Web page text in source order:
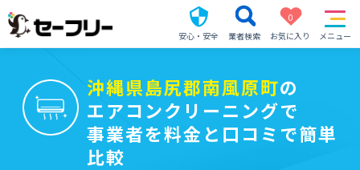
安心・安全 業者検索
0
お気に入り
メニュー
沖縄県島尻郡南風原町の
エアコンクリーニングで
事業者を料金と口コミで簡単
比較